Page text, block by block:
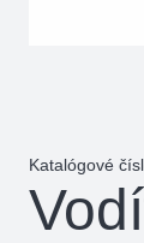
Katalógové